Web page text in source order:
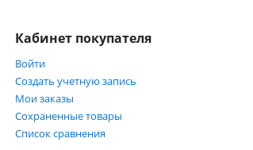
Кабинет покупателя
Войти
Создать учетную запись
Мои заказы
Сохраненные товары
Список сравнения